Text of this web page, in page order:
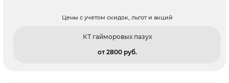
Цены с учетом скидок, льгот и акций
КТ гайморовых пазух
от 2800 pуб.